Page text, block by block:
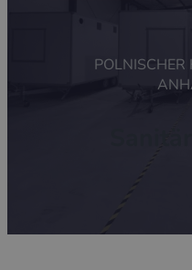
POLNISCHER